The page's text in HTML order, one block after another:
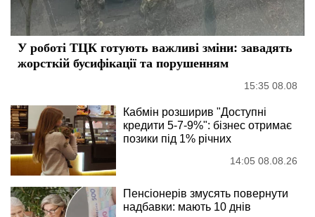
У роботі ТЦК готують важливі зміни: завадять
жорсткій бусифікації та порушенням
15:35 08.08
Кабмін розширив "Доступні
кредити 5-7-9%": бізнес отримає
позики під 1% річних
14:05 08.08.26
Пенсіонерів змусять повернути
надбавки: мають 10 днів